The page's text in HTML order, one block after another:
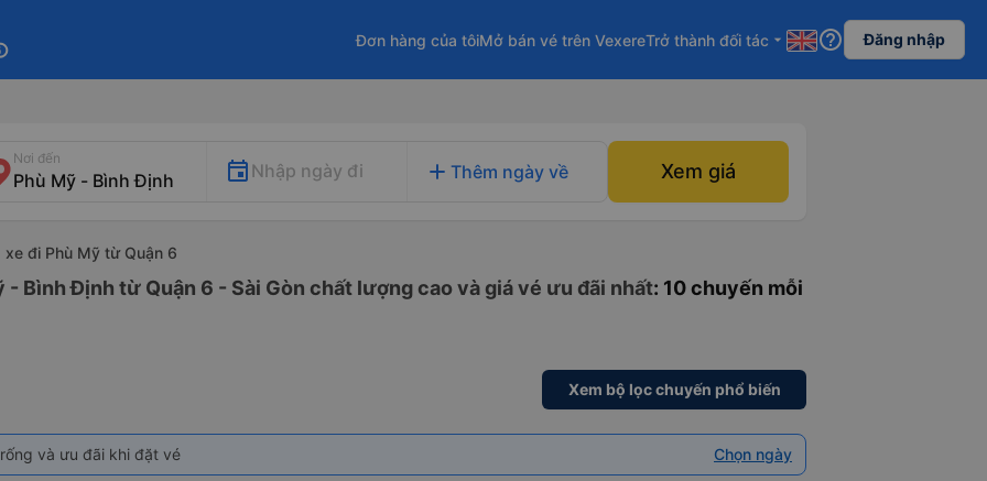
Đơn hàng của tôiMở bán vé trên VexereTrở thành đối tác arrow_drop_down help_outline Đăng nhập
Nơi đến
Nhập ngày đi add Thêm ngày về Xem giá
xe đi Phù Mỹ từ Quận 6
- Bình Định từ Quận 6 - Sài Gòn chất lượng cao và giá vé ưu đãi nhất: 10 chuyến mỗi
Xem bộ lọc chuyến phổ biến
và ưu đãi khi đặt vé Chọn ngày